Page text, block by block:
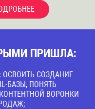
ПРИШЛА:
СОЗДАНИЕ
БАЗЫ, ПОНЯТЬ
ВОРОНКИ